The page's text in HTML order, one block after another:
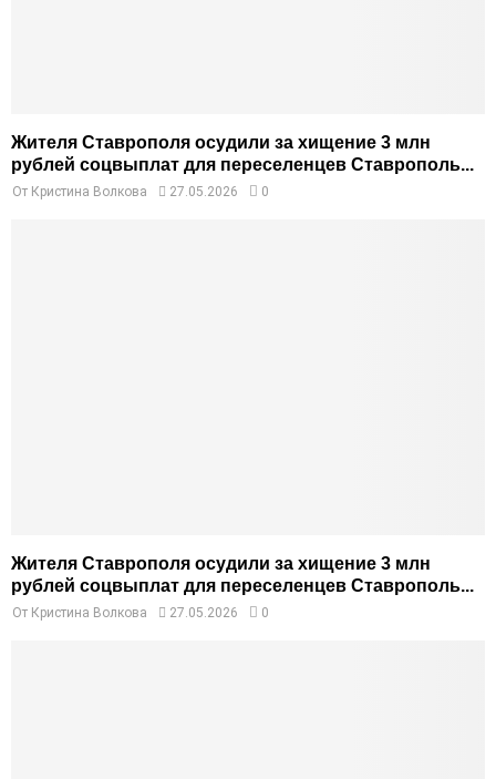
Жителя Ставрополя осудили за хищение 3 млн
рублей соцвыплат для переселенцев Ставрополь...
От Кристина Волкова 27.05.2026 0
Жителя Ставрополя осудили за хищение 3 млн
рублей соцвыплат для переселенцев Ставрополь...
От Кристина Волкова 27.05.2026 0